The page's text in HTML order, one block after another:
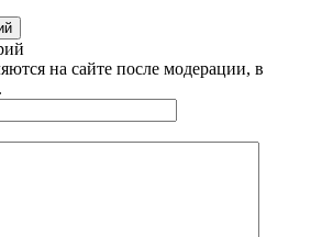
на сайте после модерации, в